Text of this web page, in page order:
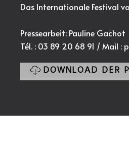
Das Internationale Festival
Pressearbeit: Pauline Gachot
Tél. : 03 89 20 68 91 / Mail :
DOWNLOAD DER